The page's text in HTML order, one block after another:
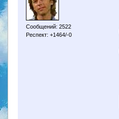
Сообщений: 2522
Респект: +1464/-0